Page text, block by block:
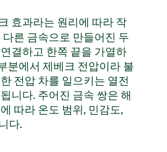
효과라는 원리에 따라 작
른 금속으로 만들어진 두
결하고 한쪽 끝을 가열하
분에서 제베크 전압이라 불
전압 차를 일으키는 열전
니다. 주어진 금속 쌍은 해
따라 온도 범위, 민감도,
다.